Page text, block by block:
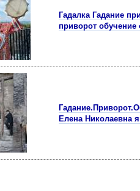
Гадалка Гадание
приворот обучение
Елена Николаевна